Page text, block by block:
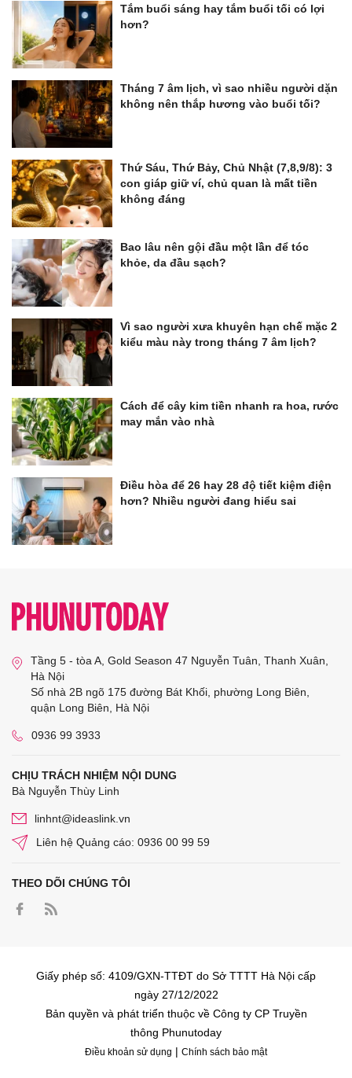
Tắm buổi sáng hay tắm buổi tối có lợi
hơn?
Tháng 7 âm lịch, vì sao nhiều người dặn
không nên thắp hương vào buổi tối?
Thứ Sáu, Thứ Bảy, Chủ Nhật (7,8,9/8): 3
con giáp giữ ví, chủ quan là mất tiền
không đáng
Bao lâu nên gội đầu một lần để tóc
khỏe, da đầu sạch?
Vì sao người xưa khuyên hạn chế mặc 2
kiểu màu này trong tháng 7 âm lịch?
Cách để cây kim tiền nhanh ra hoa, rước
may mắn vào nhà
Điều hòa để 26 hay 28 độ tiết kiệm điện
hơn? Nhiều người đang hiểu sai
Tầng 5 - tòa A, Gold Season 47 Nguyễn Tuân, Thanh Xuân,
Hà Nội
Số nhà 2B ngõ 175 đường Bát Khối, phường Long Biên,
quận Long Biên, Hà Nội
0936 99 3933
CHỊU TRÁCH NHIỆM NỘI DUNG
Bà Nguyễn Thùy Linh
linhnt@ideaslink.vn
Liên hệ Quảng cáo: 0936 00 99 59
THEO DÕI CHÚNG TÔI
Giấy phép số: 4109/GXN-TTĐT do Sở TTTT Hà Nội cấp
ngày 27/12/2022
Bản quyền và phát triển thuộc về Công ty CP Truyền
thông Phunutoday
Điều khoản sử dụng | Chính sách bảo mật